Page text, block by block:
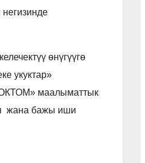
өнүгүүгө
укуктар»
маалыматтык
жана бажы иши